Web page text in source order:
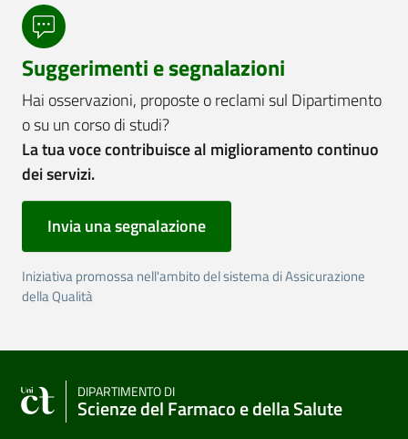
Suggerimenti e segnalazioni
Hai osservazioni, proposte o reclami sul Dipartimento
o su un corso di studi?
La tua voce contribuisce al miglioramento continuo
dei servizi.
Invia una segnalazione
Iniziativa promossa nell'ambito del sistema di Assicurazione
della Qualità
DIPARTIMENTO DI
Scienze del Farmaco e della Salute